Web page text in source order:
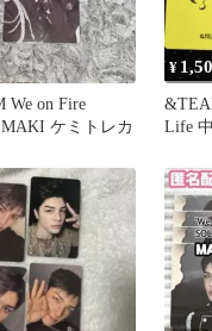
We on Fire
ケミトレカ
¥
Life